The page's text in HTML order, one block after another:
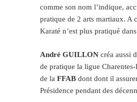
comme son nom l’indique,
pratique de 2 arts martiaux. A
Karaté n’est plus pratiqué
André GUILLON créa aussi
de pratique la ligue
de la FFAB dont dont il
Présidence pendant des